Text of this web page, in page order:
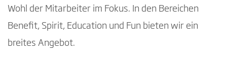
Wohl der Mitarbeiter im Fokus. In den Bereichen
Benefit, Spirit, Education und Fun bieten wir ein
breites Angebot.